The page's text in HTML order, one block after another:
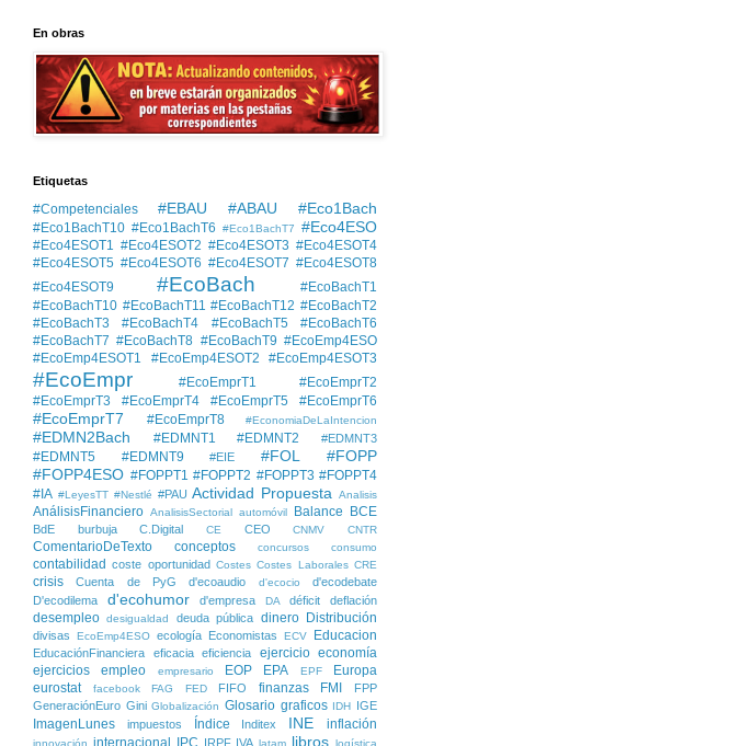
En obras
Etiquetas
#Competenciales #EBAU #ABAU #Eco1Bach
#Eco1BachT10 #Eco1BachT6 #Eco1BachT7 #Eco4ESO
#Eco4ESOT1 #Eco4ESOT2 #Eco4ESOT3 #Eco4ESOT4
#Eco4ESOT5 #Eco4ESOT6 #Eco4ESOT7 #Eco4ESOT8
#Eco4ESOT9
#EcoBach
#EcoBachT1
#EcoBachT10 #EcoBachT11 #EcoBachT12 #EcoBachT2
#EcoBachT3
#EcoBachT4 #EcoBachT5
#EcoBachT6
#EcoBachT7 #EcoBachT8 #EcoBachT9 #EcoEmp4ESO
#EcoEmp4ESOT1
#EcoEmp4ESOT2 #EcoEmp4ESOT3
#EcoEmpr #EcoEmprT1
#EcoEmprT2
#EcoEmprT3
#EcoEmprT4 #EcoEmprT5 #EcoEmprT6
#EcoEmprT7 #EcoEmprT8 #EconomiaDeLaIntencion
#EDMN2Bach #EDMNT1 #EDMNT2 #EDMNT3
#EDMNT5 #EDMNT9 #EIE #FOL
#FOPP
#FOPP4ESO #FOPPT1 #FOPPT2 #FOPPT3 #FOPPT4
#IA #LeyesTT #Nestlé #PAU Actividad Propuesta Analisis
AnálisisFinanciero AnalisisSectorial automóvil Balance BCE
BdE burbuja C.Digital CE CEO CNMV CNTR
ComentarioDeTexto conceptos concursos consumo
contabilidad coste oportunidad Costes Costes Laborales CRE
crisis Cuenta de PyG d'ecoaudio d'ecocio
d'ecodebate
D'ecodilema
d'ecohumor d'empresa DA déficit deflación
desempleo desigualdad deuda pública dinero Distribución
divisas EcoEmp4ESO ecología Economistas ECV Educacion
EducaciónFinanciera eficacia eficiencia
ejercicio economía
ejercicios
empleo empresario EOP EPA EPF
Europa
eurostat
facebook FAG FED FIFO finanzas FMI
FPP
GeneraciónEuro Gini Globalización Glosario graficos IDH IGE
ImagenLunes impuestos Índice Inditex INE inflación
innovación internacional IPC IRPF IVA latam libros logística